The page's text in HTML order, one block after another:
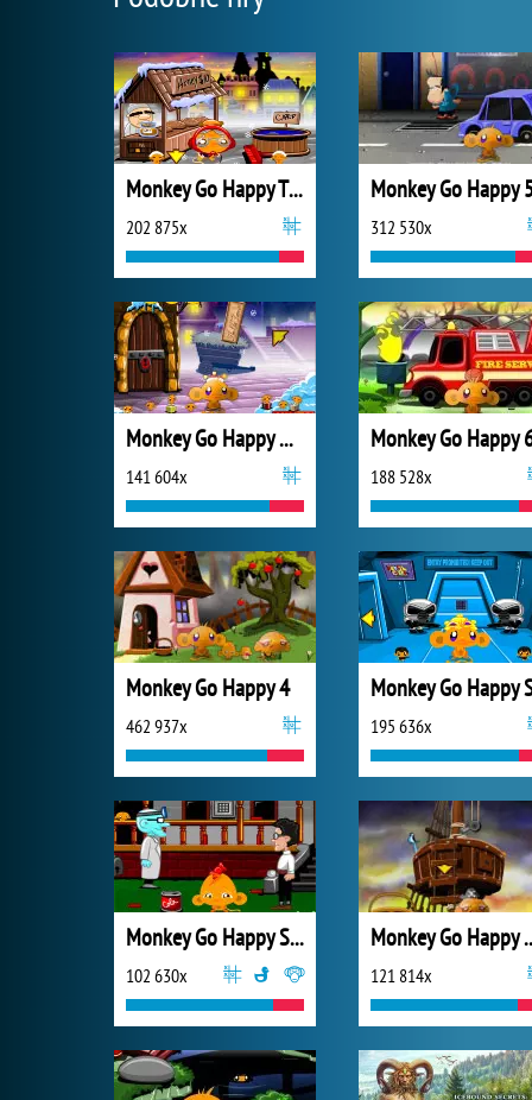
Monkey Go Happy Thanksgiving
202 875x
Monkey Go Happy
312 530x
Monkey Go Happy Xmas Time
141 604x
Monkey Go Happy
188 528x
Monkey Go Happy 4
462 937x 195 636x
Monkey Go Happy Stage 461
102 630x
Monkey
121 814x